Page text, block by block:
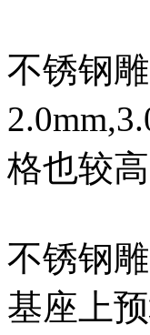
不锈钢
格也较高
不锈钢
基座上